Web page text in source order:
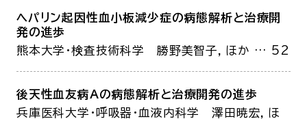
ヘパリン起因性血小板減少症の病態解析と治療開
発の進歩
熊本大学・検査技術科学
勝野美智子，ほか … 52
後天性血友病Aの病態解析と治療開発の進歩
兵庫医科大学・呼吸器・血液内科学
澤田暁宏，ほ